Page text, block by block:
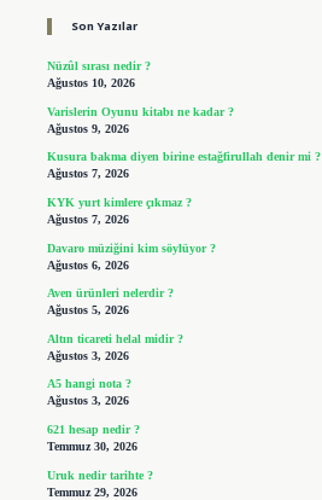
Son Yazılar
Nüzûl sırası nedir ?
Ağustos 10, 2026
Varislerin Oyunu kitabı ne kadar ?
Ağustos 9, 2026
Kusura bakma diyen birine estağfirullah denir mi ?
Ağustos 7, 2026
KYK yurt kimlere çıkmaz ?
Ağustos 7, 2026
Davaro müziğini kim söylüyor ?
Ağustos 6, 2026
Aven ürünleri nelerdir ?
Ağustos 5, 2026
Altın ticareti helal midir ?
Ağustos 3, 2026
A5 hangi nota ?
Ağustos 3, 2026
621 hesap nedir ?
Temmuz 30, 2026
Uruk nedir tarihte ?
Temmuz 29, 2026